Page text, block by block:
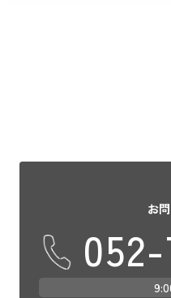
お